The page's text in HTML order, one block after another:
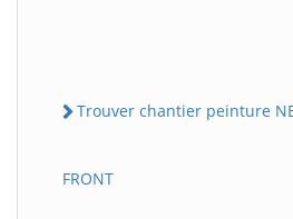
Trouver chantier peinture
FRONT